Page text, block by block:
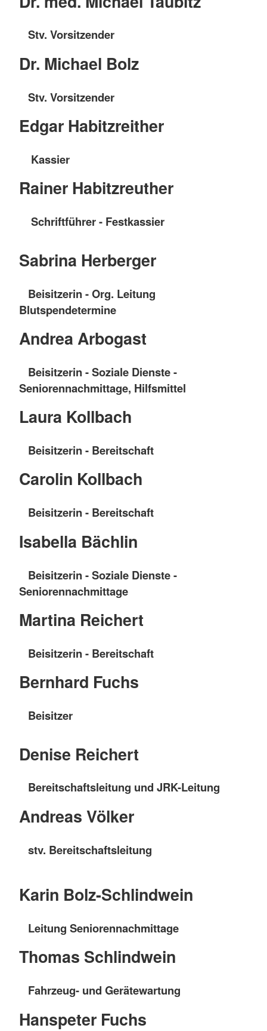
Stv. Vorsitzender
Dr. Michael Bolz
Stv. Vorsitzender
Edgar Habitzreither
Kassier
Rainer Habitzreuther
Schriftführer - Festkassier
Sabrina Herberger
Beisitzerin - Org. Leitung
Blutspendetermine
Andrea Arbogast
Beisitzerin - Soziale Dienste -
Seniorennachmittage, Hilfsmittel
Laura Kollbach
Beisitzerin - Bereitschaft
Carolin Kollbach
Beisitzerin - Bereitschaft
Isabella Bächlin
Beisitzerin - Soziale Dienste -
Seniorennachmittage
Martina Reichert
Beisitzerin - Bereitschaft
Bernhard Fuchs
Beisitzer
Denise Reichert
Bereitschaftsleitung und JRK-Leitung
Andreas Völker
stv. Bereitschaftsleitung
Karin Bolz-Schlindwein
Leitung Seniorennachmittage
Thomas Schlindwein
Fahrzeug- und Gerätewartung
Hanspeter Fuchs